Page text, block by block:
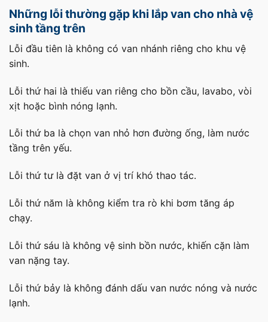
Những lỗi thường gặp khi lắp van cho nhà vệ
sinh tầng trên
Lỗi đầu tiên là không có van nhánh riêng cho khu vệ
sinh.
Lỗi thứ hai là thiếu van riêng cho bồn cầu, lavabo, vòi
xịt hoặc bình nóng lạnh.
Lỗi thứ ba là chọn van nhỏ hơn đường ống, làm nước
tầng trên yếu.
Lỗi thứ tư là đặt van ở vị trí khó thao tác.
Lỗi thứ năm là không kiểm tra rò khi bơm tăng áp
chạy.
Lỗi thứ sáu là không vệ sinh bồn nước, khiến cặn làm
van nặng tay.
Lỗi thứ bảy là không đánh dấu van nước nóng và nước
lạnh.